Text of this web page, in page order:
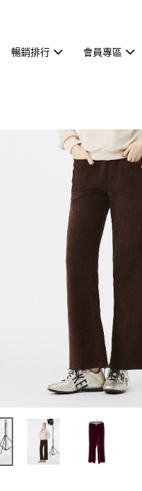
暢銷排行 會員專區